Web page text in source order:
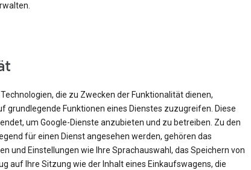
die zu Zwecken der Funktionalität dienen,
grundlegende Funktionen eines Dienstes zuzugreifen. Diese
um Google-Dienste anzubieten und zu betreiben. Zu den
für einen Dienst angesehen werden, gehören das
und Einstellungen wie Ihre Sprachauswahl, das Speichern von
auf Ihre Sitzung wie der Inhalt eines Einkaufswagens, die